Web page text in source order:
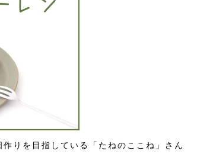
りを目指している「たねのここね」さん